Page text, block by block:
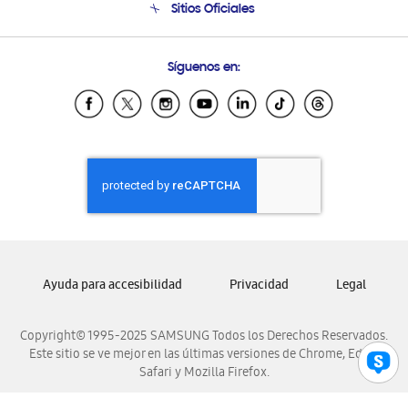
Soporte vía eMail
Sitios Oficiales
Samsung Ecuador
Samsung El Salvador
Samsung Honduras
Samsung Nicaragua
Samsung Panamá
Samsung Venezuela
Síguenos en:
Copyright© 1995-2025 SAMSUNG Todos los Derechos Reservados.
Este sitio se ve mejor en las últimas versiones de Chrome, Edge,
Safari y Mozilla Firefox.
Ayuda para accesibilidad Privacidad Legal